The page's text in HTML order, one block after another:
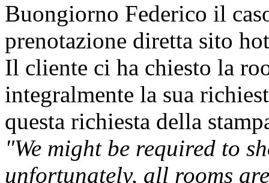
Buongiorno Federico il
prenotazione diretta sito
Il cliente ci ha chiesto la
integralmente la sua
questa richiesta della
"We might be required to
unfortunately, all rooms